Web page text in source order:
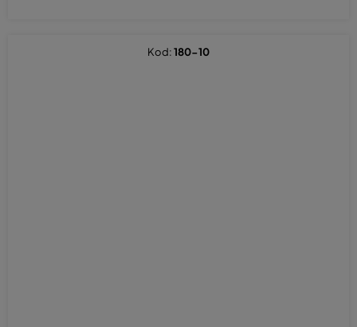
Kod:180-10